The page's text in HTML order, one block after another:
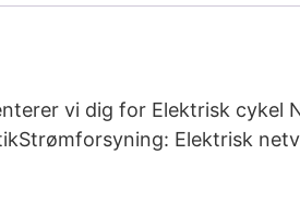
vi dig for Elektrisk cykel
Elektrisk